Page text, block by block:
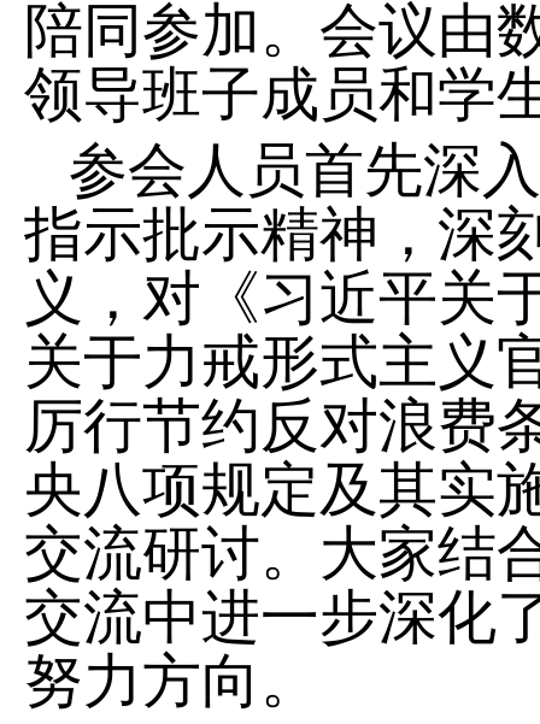
陪同参加。会议由
领导班子成员和学
参会人员首先深
指示批示精神，深
义，对《习近平关
关于力戒形式主义
厉行节约反对浪费
央八项规定及其实
交流研讨。大家结
交流中进一步深化
努力方向。